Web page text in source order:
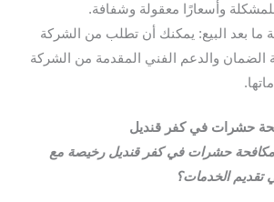
وأسعارًا معقولة وشفافة.
ما بعد البيع: يمكنك أن تطلب من الشركة
والدعم الفني المقدمة من الشركة
حشرات في كفر قنديل
حشرات في كفر قنديل رخيصة مع
تقديم الخدمات؟